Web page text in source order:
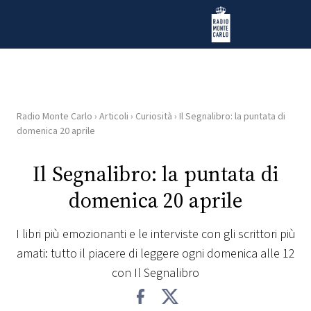
Radio Monte Carlo
HOME
RADIO
PLAYLIST
Radio Monte Carlo › Articoli › Curiosità › Il Segnalibro: la puntata di
domenica 20 aprile
Il Segnalibro: la puntata di
domenica 20 aprile
I libri più emozionanti e le interviste con gli scrittori più
amati: tutto il piacere di leggere ogni domenica alle 12
con Il Segnalibro